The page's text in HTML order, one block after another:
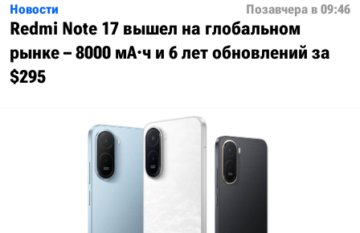
Новости Позавчера в 09:46
Redmi Note 17 вышел на глобальном
рынке – 8000 мА·ч и 6 лет обновлений за
$295